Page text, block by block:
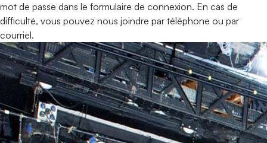
mot de passe dans le formulaire de connexion. En cas de
difficulté, vous pouvez nous joindre par téléphone ou par
courriel.